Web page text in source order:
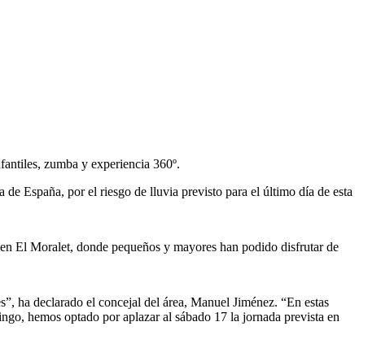
zumba y experiencia 360º.
España, por el riesgo de lluvia previsto para el último día de esta
El Moralet, donde pequeños y mayores han podido disfrutar de
ha declarado el concejal del área, Manuel Jiménez. “En estas
hemos optado por aplazar al sábado 17 la jornada prevista en